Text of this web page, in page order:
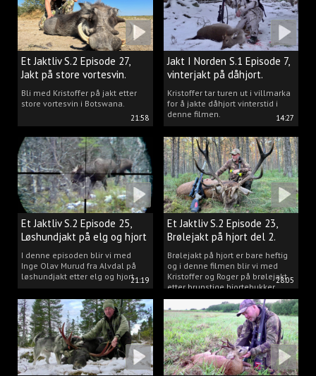
21:58
Et Jaktliv S.2 Episode 27,
Jakt på store vortesvin.
Bli med Kristoffer på jakt etter
store vortesvin i Botswana.
14:27
Jakt I Norden S.1 Episode 7,
vinterjakt på dåhjort.
Kristoffer tar turen ut i villmarka
for å jakte dåhjort vinterstid i
denne filmen.
21:19
Et Jaktliv S.2 Episode 25,
Løshundjakt på elg og hjort
i Norge.
I denne episoden blir vi med
Inge Olav Murud fra Alvdal på
løshundjakt etter elg og hjort.
28:05
Et Jaktliv S.2 Episode 23,
Brølejakt på hjort del 2.
Brølejakt på hjort er bare heftig
og i denne filmen blir vi med
Kristoffer og Roger på brølejakt
etter brunstige hjortebukker.